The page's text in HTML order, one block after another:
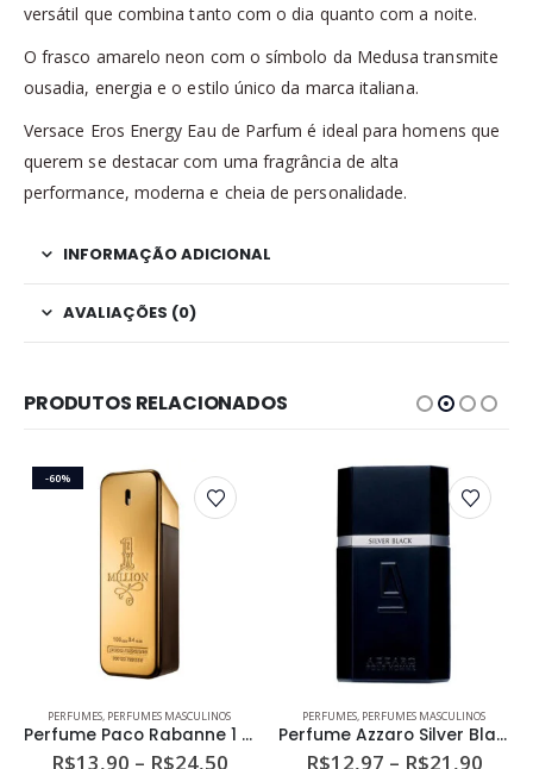
versátil que combina tanto com o dia quanto com a noite.
O frasco amarelo neon com o símbolo da Medusa transmite
ousadia, energia e o estilo único da marca italiana.
Versace Eros Energy Eau de Parfum é ideal para homens que
querem se destacar com uma fragrância de alta
performance, moderna e cheia de personalidade.
INFORMAÇÃO ADICIONAL
AVALIAÇÕES (0)
PRODUTOS RELACIONADOS
-60%
Este produto tem várias variantes. As opções podem ser escolhidas na página do produto
PERFUMES, PERFUMES MASCULINOS
Perfume Paco Rabanne 1 Million Masculino Eau de Toilette
R$13,90 – R$24,50Faixa
Este produto tem várias variantes. As opções podem ser escolhidas na página do produto
PERFUMES, PERFUMES MASCULINOS
Perfume Azzaro Silver Black Masculino Eau de Toilette
R$12,97 – R$21,90Faixa